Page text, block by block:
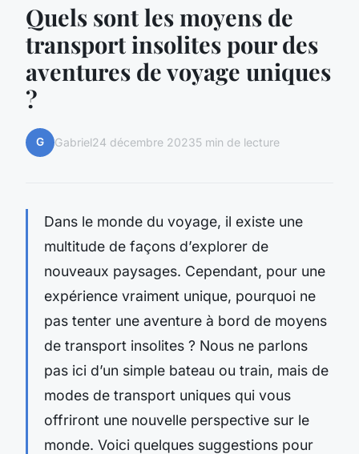
Quels sont les moyens de
transport insolites pour des
aventures de voyage uniques
?
G Gabriel24 décembre 20235 min de lecture
Dans le monde du voyage, il existe une
multitude de façons d’explorer de
nouveaux paysages. Cependant, pour une
expérience vraiment unique, pourquoi ne
pas tenter une aventure à bord de moyens
de transport insolites ? Nous ne parlons
pas ici d’un simple bateau ou train, mais de
modes de transport uniques qui vous
offriront une nouvelle perspective sur le
monde. Voici quelques suggestions pour